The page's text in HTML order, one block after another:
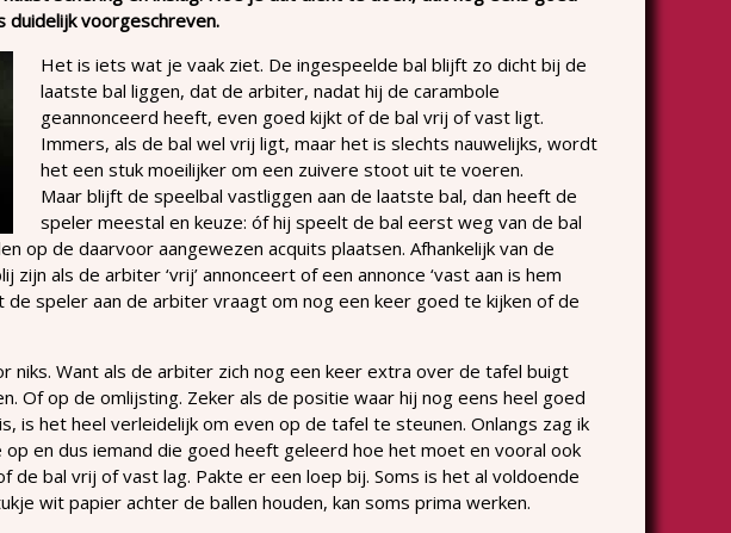
duidelijk voorgeschreven.
Het is iets wat je vaak ziet. De ingespeelde bal blijft zo dicht bij de
laatste bal liggen, dat de arbiter, nadat hij de carambole
geannonceerd heeft, even goed kijkt of de bal vrij of vast ligt.
Immers, als de bal wel vrij ligt, maar het is slechts nauwelijks, wordt
het een stuk moeilijker om een zuivere stoot uit te voeren.
Maar blijft de speelbal vastliggen aan de laatste bal, dan heeft de
speler meestal en keuze: óf hij speelt de bal eerst weg van de bal
op de daarvoor aangewezen acquits plaatsen. Afhankelijk van de
als de arbiter ‘vrij’ annonceert of een annonce ‘vast aan is hem
speler aan de arbiter vraagt om nog een keer goed te kijken of de
niks. Want als de arbiter zich nog een keer extra over de tafel buigt
Of op de omlijsting. Zeker als de positie waar hij nog eens heel goed
is het heel verleidelijk om even op de tafel te steunen. Onlangs zag ik
en dus iemand die goed heeft geleerd hoe het moet en vooral ook
de bal vrij of vast lag. Pakte er een loep bij. Soms is het al voldoende
wit papier achter de ballen houden, kan soms prima werken.